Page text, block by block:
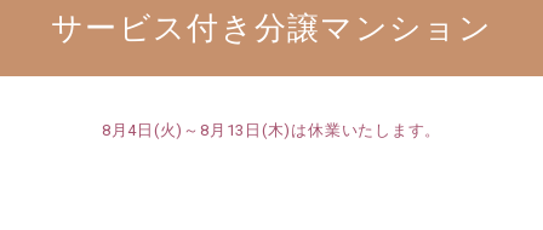
サービス付き分譲マンション
8月4日(火)～8月13日(木)は休業いたします。